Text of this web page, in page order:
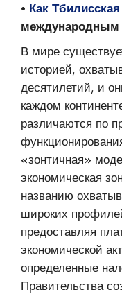
• Как
международным
В мире
историей,
десятилетий, и
каждом
различаются по
«зонтичная»
экономическая
названию
широких
предоставляя
экономической
определенные
Правительства